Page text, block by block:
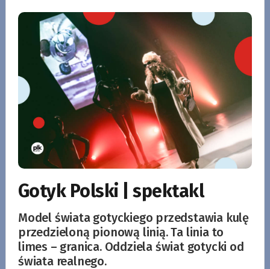
Gotyk Polski | spektakl
Model świata gotyckiego przedstawia kulę
przedzieloną pionową linią. Ta linia to
limes – granica. Oddziela świat gotycki od
świata realnego.